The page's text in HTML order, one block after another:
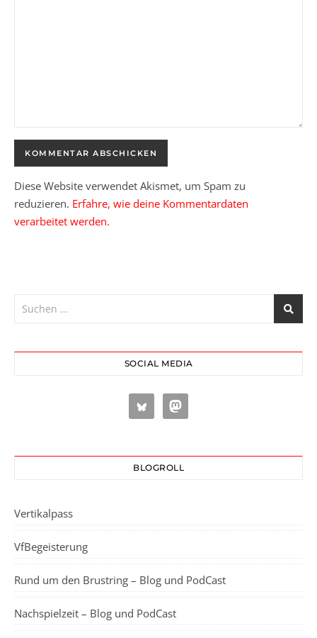
Diese Website verwendet Akismet, um Spam zu
reduzieren. Erfahre, wie deine Kommentardaten
verarbeitet werden.
SOCIAL MEDIA
BLOGROLL
Vertikalpass
VfBegeisterung
Rund um den Brustring – Blog und PodCast
Nachspielzeit – Blog und PodCast